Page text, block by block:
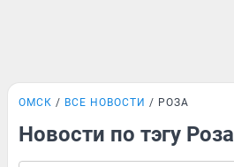
ОМСК ВСЕ НОВОСТИ РОЗА
Новости по тэгу Роза